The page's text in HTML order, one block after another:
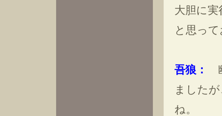
大胆に
と思っ
吾狼：
ました
ね。